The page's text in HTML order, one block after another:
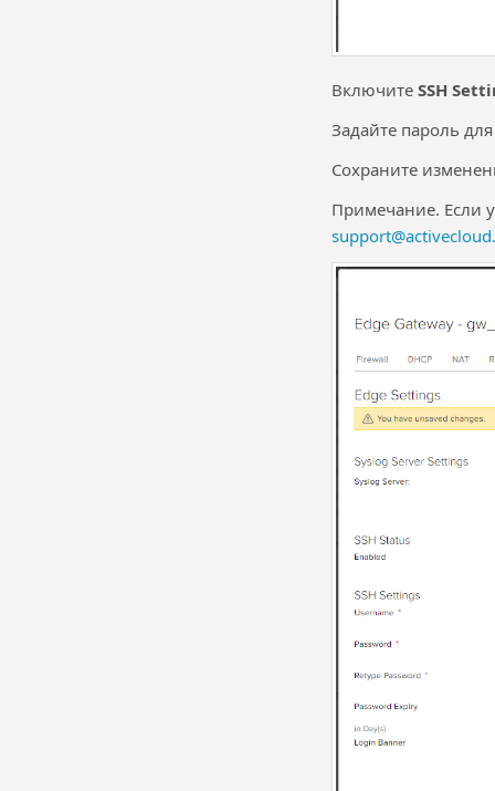
Включите SSH
Задайте пароль
Сохраните
Примечание. Если